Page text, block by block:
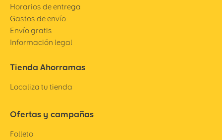
Horarios de entrega
Gastos de envío
Envío gratis
Información legal
Tienda Ahorramas
Localiza tu tienda
Ofertas y campañas
Folleto